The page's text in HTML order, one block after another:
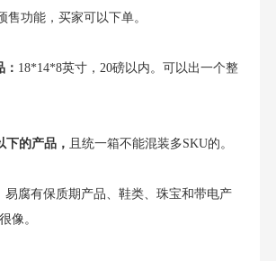
售功能，买家可以下单。
18*14*8英寸，20磅以内。可以出一个整
下的产品， 且统一箱不能混装多SKU的。
易腐有保质期产品、鞋类、珠宝和带电产
像。